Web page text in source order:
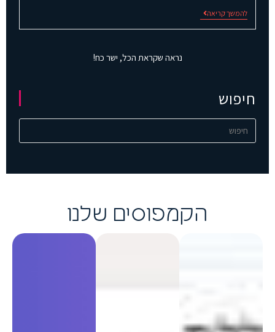
להמשך קריאה
נראה שקראת הכל, ישר כח!
חיפוש
הקמפוסים שלנו